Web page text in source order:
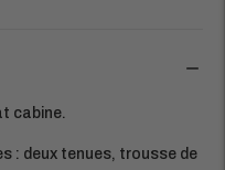
cabine.
: deux tenues, trousse de